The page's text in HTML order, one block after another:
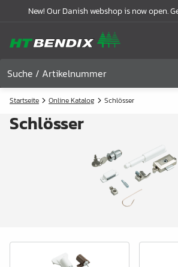
New! Our Danish webshop is now open.
Startseite Online Katalog Schlösser
Schlösser